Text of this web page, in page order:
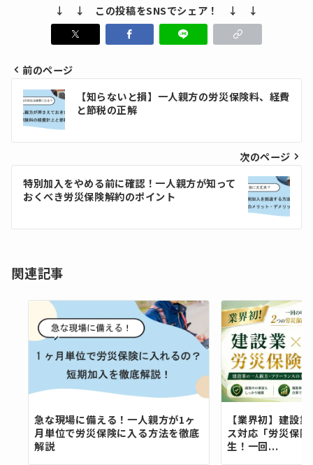
↓ ↓ この投稿をSNSでシェア！ ↓ ↓
投
稿
ナ
ビ
ゲ
ー
シ
ン
前のページ
【知らないと損】一人親方の労災保険料、経費
と節税の正解
次のページ
特別加入をやめる前に確認！一人親方が知って
おくべき労災保険解約のポイント
関連記事
急な現場に備える！一人親方が1ヶ
月単位で労災保険に入る方法を徹底
解説
【業界初】建設
ス対応「労災保
生！一回...